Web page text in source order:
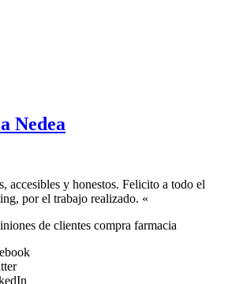
Nedea
accesibles y honestos. Felicito a todo el
por el trabajo realizado. «
de clientes compra farmacia